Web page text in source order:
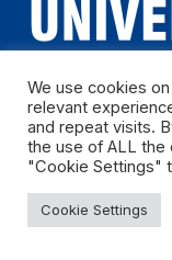
Bản quyền thuộc
gia
We use cookies
relevant
and repeat visits.
the use of ALL the
"Cookie Settings"
Cookie Settings